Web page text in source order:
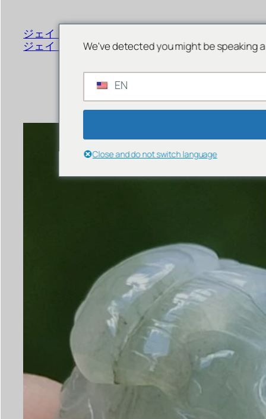
ジェイド ジュエリー オンライン
ジェイド ストア シンガポール
メニュー
We've detected you might be speaking
EN
Close and do not switch language